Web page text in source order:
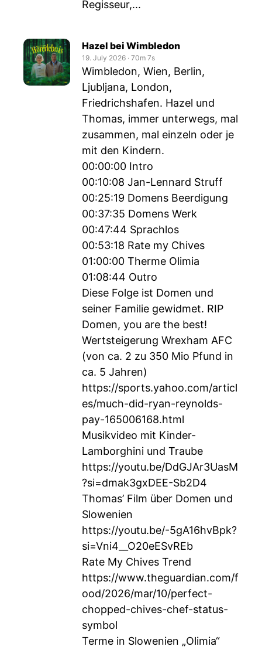
Regisseur,...
Hazel bei Wimbledon
19. July 2026 ‧ 70m 7s
Wimbledon, Wien, Berlin,
Ljubljana, London,
Friedrichshafen. Hazel und
Thomas, immer unterwegs, mal
zusammen, mal einzeln oder je
mit den Kindern.
00:00:00 Intro
00:10:08 Jan-Lennard Struff
00:25:19 Domens Beerdigung
00:37:35 Domens Werk
00:47:44 Sprachlos
00:53:18 Rate my Chives
01:00:00 Therme Olimia
01:08:44 Outro
Diese Folge ist Domen und
seiner Familie gewidmet. RIP
Domen, you are the best!
Wertsteigerung Wrexham AFC
(von ca. 2 zu 350 Mio Pfund in
ca. 5 Jahren)
https://sports.yahoo.com/articl
es/much-did-ryan-reynolds-
pay-165006168.html
Musikvideo mit Kinder-
Lamborghini und Traube
https://youtu.be/DdGJAr3UasM
?si=dmak3gxDEE-Sb2D4
Thomas’ Film über Domen und
Slowenien
https://youtu.be/-5gA16hvBpk?
si=Vni4__O20eESvREb
Rate My Chives Trend
https://www.theguardian.com/f
ood/2026/mar/10/perfect-
chopped-chives-chef-status-
symbol
Terme in Slowenien „Olimia“